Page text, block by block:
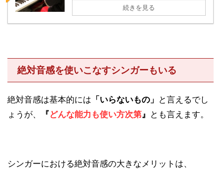
続きを見る
絶対音感を使いこなすシンガーもいる
絶対音感は基本的には 「いらないもの」 と言えるでし
ょうが、
『どんな能力も使い方次第 』 とも言えます。
シンガーにおける絶対音感の大きなメリットは、